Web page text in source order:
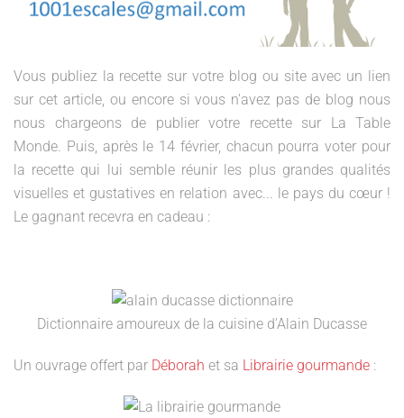
Vous publiez la recette sur votre blog ou site avec un lien
sur cet article, ou encore si vous n'avez pas de blog nous
nous chargeons de publier votre recette sur La Table
Monde. Puis, après le 14 février, chacun pourra voter pour
la recette qui lui semble réunir les plus grandes qualités
visuelles et gustatives en relation avec... le pays du cœur !
Le gagnant recevra en cadeau :
Dictionnaire amoureux de la cuisine d'Alain Ducasse
Un ouvrage offert par Déborah et sa Librairie gourmande :